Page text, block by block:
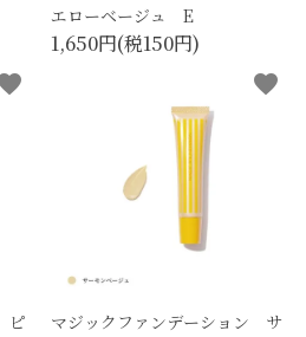
エローベージュ E
1,650円(税150円)
ピ
マジックファンデーション サ
favorite